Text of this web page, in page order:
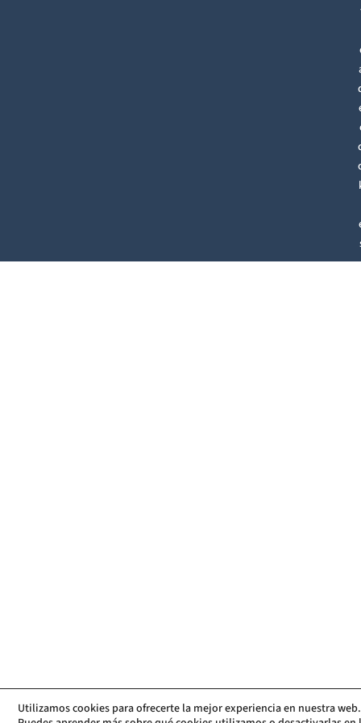
Utilizamos cookies para ofrecerte la mejor experiencia en nuestra web.